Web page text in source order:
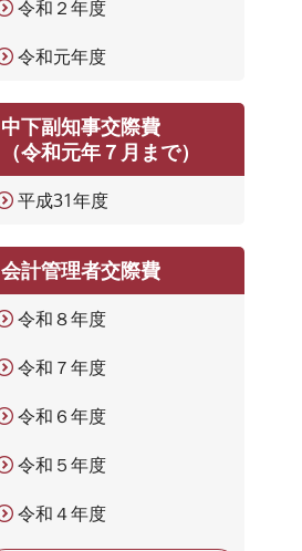
令和２年度
令和元年度
中下副知事交際費
（令和元年７月まで）
平成31年度
会計管理者交際費
令和８年度
令和７年度
令和６年度
令和５年度
令和４年度